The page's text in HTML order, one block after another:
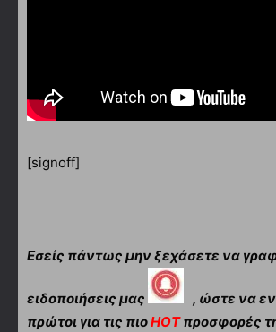
[signoff]
Εσείς πάντως μην ξεχάσετε να
ειδοποιήσεις μας
, ώστε να
πρώτοι για τις πιοHOTπροσφορές